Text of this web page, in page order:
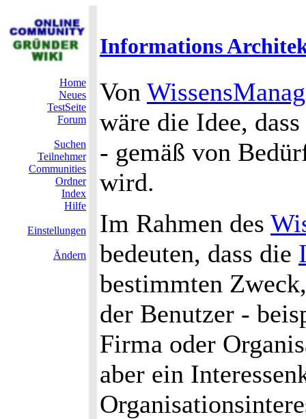
Informations
Home
Neues
TestSeite
Forum
Suchen
Teilnehmer
Communities
Ordner
Index
Hilfe
Einstellungen
Ändern
Von
wäre die Idee, dass
- gemäß von
wird.
Im Rahmen des
bedeuten, dass die
bestimmten
der Benutzer -
Firma oder
aber ein